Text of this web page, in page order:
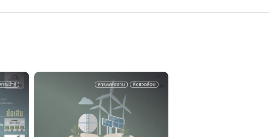
วดล้อม ปัญหาหมอกควัน PM 2.5 สาระน่ารู้